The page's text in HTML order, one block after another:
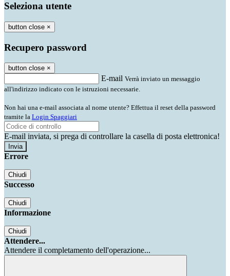
Seleziona utente
button close ×
Recupero password
button close ×
E-mail Verrà inviato un messaggio
all'indirizzo indicato con le istruzioni necessarie.
Non hai una e-mail associata al nome utente? Effettua il reset della password
tramite la Login Spaggiari
E-mail inviata, si prega di controllare la casella di posta elettronica!
Errore
Chiudi
Successo
Chiudi
Informazione
Chiudi
Attendere...
Attendere il completamento dell'operazione...